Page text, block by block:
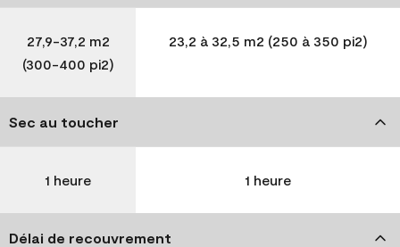
27,9-37,2 m2
(300-400 pi2)
23,2 à 32,5 m2 (250 à 350 pi2)
Sec au toucher
1 heure 1 heure
Délai de recouvrement